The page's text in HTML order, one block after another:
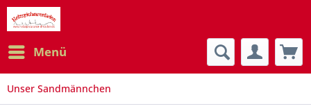
Menü
Unser Sandmännchen